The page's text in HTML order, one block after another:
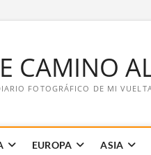
CAMINO
FOTOGRÁFICO DE MI
EUROPA ASIA